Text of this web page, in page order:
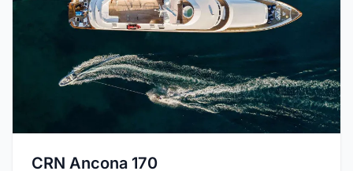
CRN Ancona 170